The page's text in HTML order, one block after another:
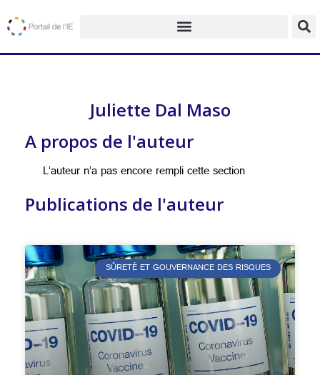
Juliette Dal Maso
A propos de l'auteur
L’auteur n’a pas encore rempli cette section
Publications de l'auteur
SÛRETÉ ET GOUVERNANCE DES RISQUES